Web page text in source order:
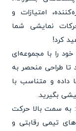
امتیازات و
نمایشی شما
کرد!
را با مجموعه‌ای
تا طراحی منحصر به
داده و متناسب با
بگیرید.
به سمت بالا حرکت
تیمی رقابتی و